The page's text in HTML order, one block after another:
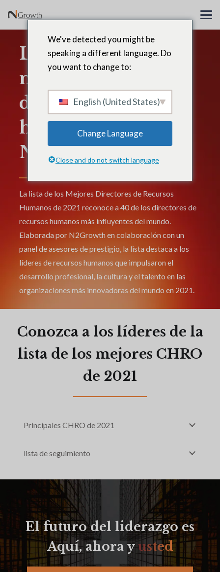
La lista de los
mejores directores
de recursos
humanos de
N2Growth de 2021
La lista de los Mejores Directores de Recursos
Humanos de 2021 reconoce a 40 de los directores de
recursos humanos más influyentes del mundo.
Elaborada por N2Growth en colaboración con un
panel de asesores de prestigio, la lista destaca a los
líderes de recursos humanos que impulsaron el
desarrollo profesional, la cultura y el talento en las
organizaciones más innovadoras del mundo en 2021.
Conozca a los líderes de la
lista de los mejores CHRO
de 2021
Principales CHRO de 2021
lista de seguimiento
El futuro del liderazgo es
Aquí, ahora yusted
We've detected you might be
speaking a different language. Do
you want to change to:
English (United States)
Change Language
Close and do not switch language